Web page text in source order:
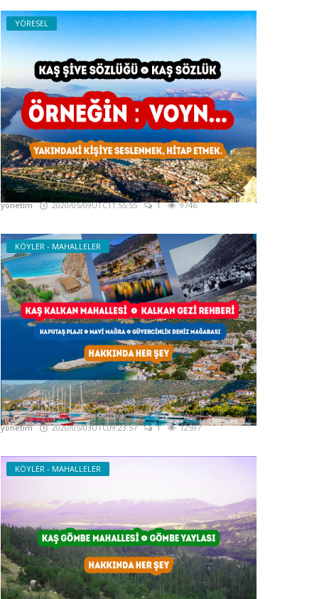
YÖRESEL
Kaş Ağız Sözlüğü - Kaş Yerel Sözlüğü - Kaş
Ağzı
yonetim 2020/05/09UTC11:55:55 1 9746
KÖYLER - MAHALLELER
Kaş Kalkan - Kalkan Gezi Rehberi
Hakkında Her şey
yonetim 2020/05/03UTC09:23:57 1 12597
KÖYLER - MAHALLELER